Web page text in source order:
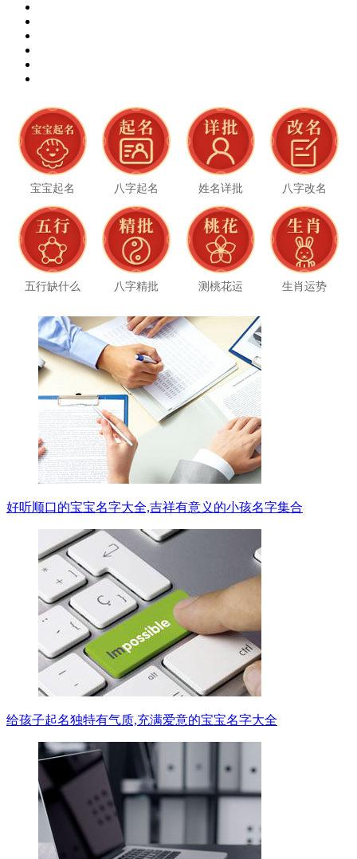
宝宝起名 八字起名 姓名详批 八字改名
五行缺什么 八字精批 测桃花运 生肖运势
好听顺口的宝宝名字大全,吉祥有意义的小孩名字集合
给孩子起名独特有气质,充满爱意的宝宝名字大全